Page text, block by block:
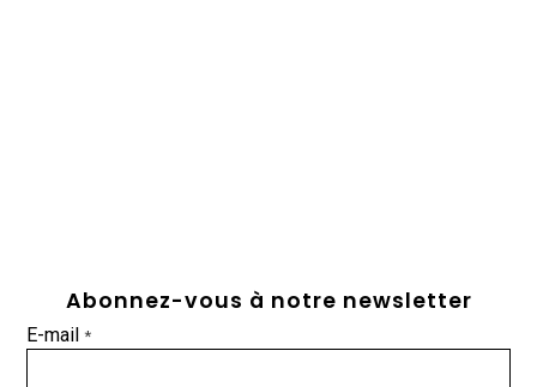
Abonnez-vous à notre newsletter
E-mail*